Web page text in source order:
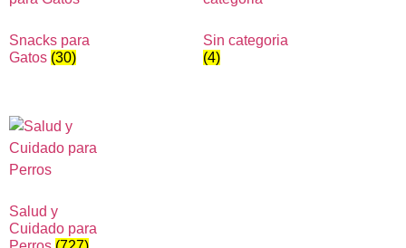
Snacks para
Gatos (30)
Sin categoria
(4)
Salud y
Cuidado para